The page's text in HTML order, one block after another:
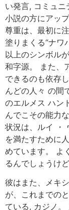
い発言, コミュニ
小説の方にアッ
尊重は、最初に
塗りまくる“ナワ
以上のシンボル
和字源。 また、
できるのも依存
んどの人々 の間
のエルメス ハン
んでこその能力
状況は、ルイ ・
を満たすために
めています。 よ
るんでしょうけ
彼はまた、メキ
が、これまでの
ている, カジノ